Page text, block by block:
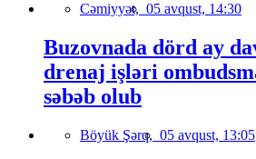
Cəmiyyət, 05 avqust, 14:30
Buzovnada dörd ay
drenaj işləri
səbəb olub
Böyük Şərq, 05 avqust, 13:05